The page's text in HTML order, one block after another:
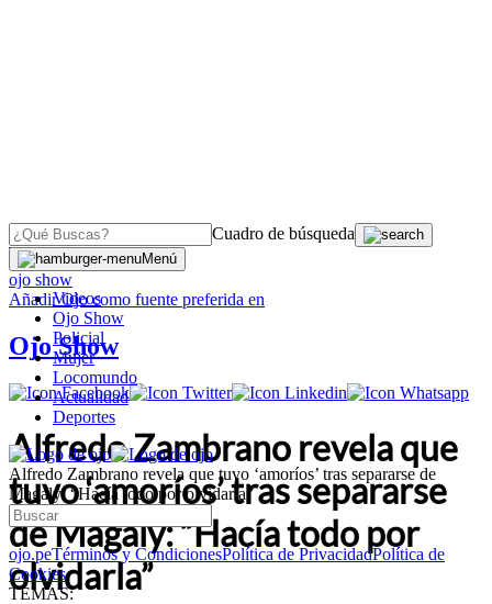
Cuadro de búsqueda
Menú
Videos
Ojo Show
Policial
Mujer
Locomundo
Actualidad
Deportes
Alfredo Zambrano revela que tuvo ‘amoríos’ tras separarse de
Magaly: “Hacía todo por olvidarla”
ojo.peTérminos y CondicionesPolítica de PrivacidadPolítica de
Cookies
TEMAS:
OJO
ojo show
AñadirOjocomo fuente preferida en
Ojo Show
Alfredo Zambrano revela que
tuvo ‘amoríos’ tras separarse
de Magaly: “Hacía todo por
olvidarla”